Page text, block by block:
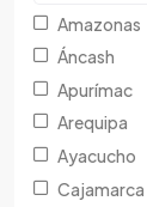
Byd
Chana
Changfeng
Amazonas
Áncash
Apurímac
Arequipa
Ayacucho
Cajamarca